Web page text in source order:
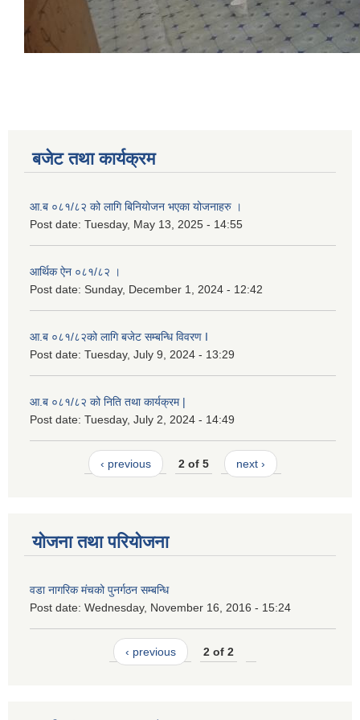
बजेट तथा कार्यक्रम
आ.ब ०८१/८२ को लागि बिनियोजन भएका योजनाहरु ।
Post date: Tuesday, May 13, 2025 - 14:55
आर्थिक ऐन ०८१/८२ ।
Post date: Sunday, December 1, 2024 - 12:42
आ.ब ०८१/८२को लागि बजेट सम्बन्धि विवरण I
Post date: Tuesday, July 9, 2024 - 13:29
आ.ब ०८१/८२ को निति तथा कार्यक्रम |
Post date: Tuesday, July 2, 2024 - 14:49
‹ previous 2 of 5 next ›
योजना तथा परियोजना
वडा नागरिक मंचको पुनर्गठन सम्बन्धि
Post date: Wednesday, November 16, 2016 - 15:24
‹ previous 2 of 2